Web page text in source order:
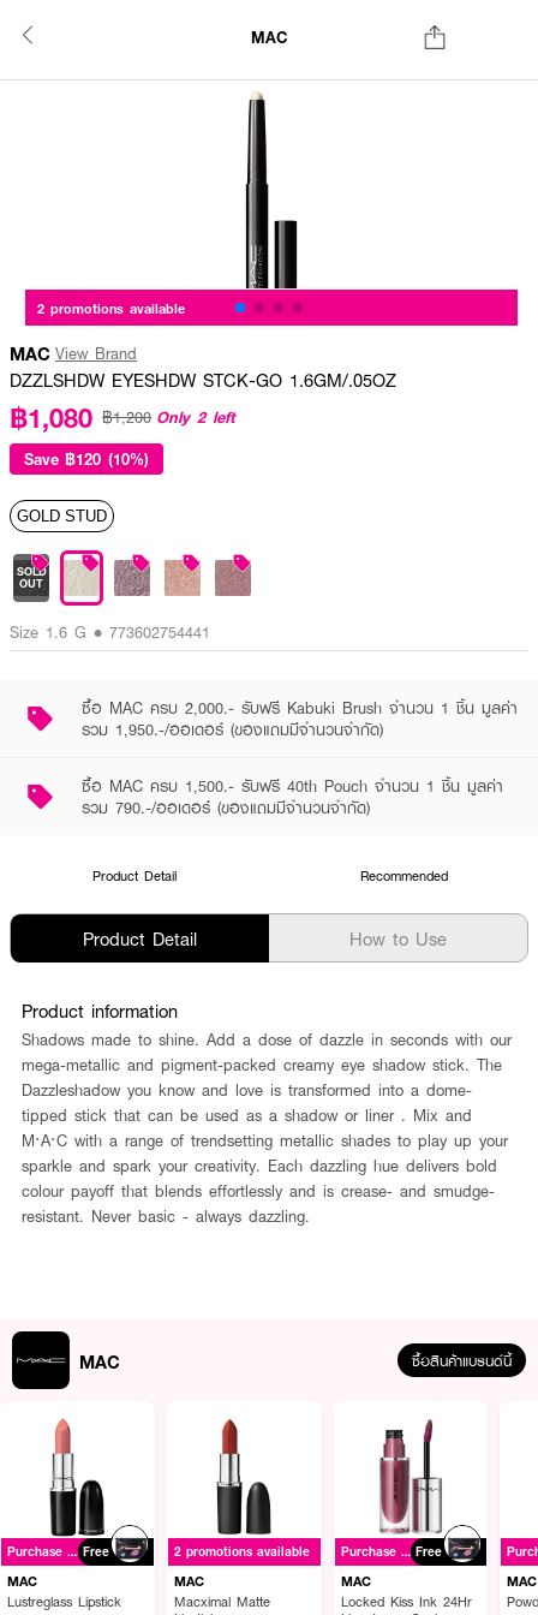
MAC
2 promotions available
MAC View Brand
DZZLSHDW EYESHDW STCK-GO 1.6GM/.05OZ
฿1,080 ฿1,200 Only 2 left
Save ฿120 (10%)
GOLD STUD
SOLD
OUT
Size 1.6 G • 773602754441
ซื้อ MAC ครบ 2,000.- รับฟรี Kabuki Brush จำนวน 1 ชิ้น มูลค่า
รวม 1,950.-/ออเดอร์ (ของแถมมีจำนวนจำกัด)
ซื้อ MAC ครบ 1,500.- รับฟรี 40th Pouch จำนวน 1 ชิ้น มูลค่า
รวม 790.-/ออเดอร์ (ของแถมมีจำนวนจำกัด)
Product Detail Recommended
Product Detail How to Use
Product information
Shadows made to shine. Add a dose of dazzle in seconds with our
mega-metallic and pigment-packed creamy eye shadow stick. The
Dazzleshadow you know and love is transformed into a dome-
tipped stick that can be used as a shadow or liner . Mix and
M·A·C with a range of trendsetting metallic shades to play up your
sparkle and spark your creativity. Each dazzling hue delivers bold
colour payoff that blends effortlessly and is crease- and smudge-
resistant. Never basic - always dazzling.
MAC ซื้อสินค้าแบรนด์นี้
Purchase ฿1500+ Free
MAC
Lustreglass Lipstick
2 promotions available
MAC
Macximal Matte
Purchase ฿1500+ Free
MAC
Locked Kiss Ink 24Hr
MAC